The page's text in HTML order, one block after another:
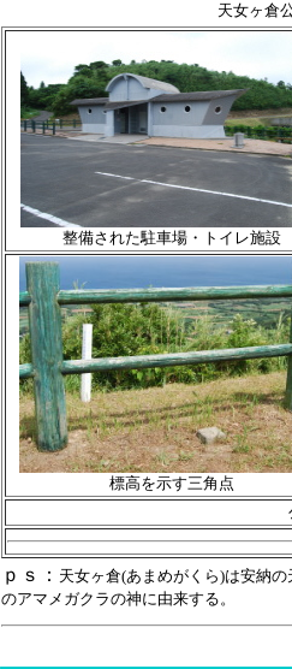
天女ヶ倉
整備された駐車場・トイレ施設
標高を示す三角点
ｐｓ： 天女ヶ倉(あまめがくら)は安納
のアマメガクラの神に由来する。